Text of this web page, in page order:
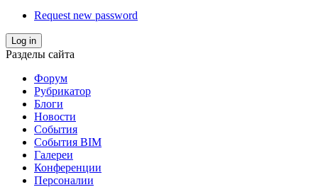
Request new password
Log in
Разделы сайта
Форум
Рубрикатор
Блоги
Новости
События
События BIM
Галереи
Конференции
Персоналии